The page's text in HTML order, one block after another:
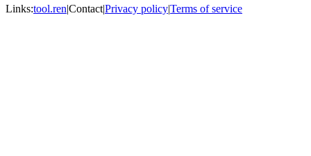
Links:tool.ren|Contact|Privacy policy|Terms of service